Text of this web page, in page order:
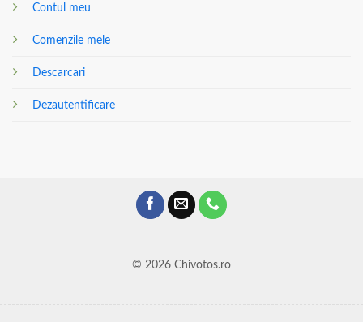
Contul meu
Comenzile mele
Descarcari
Dezautentificare
© 2026 Chivotos.ro